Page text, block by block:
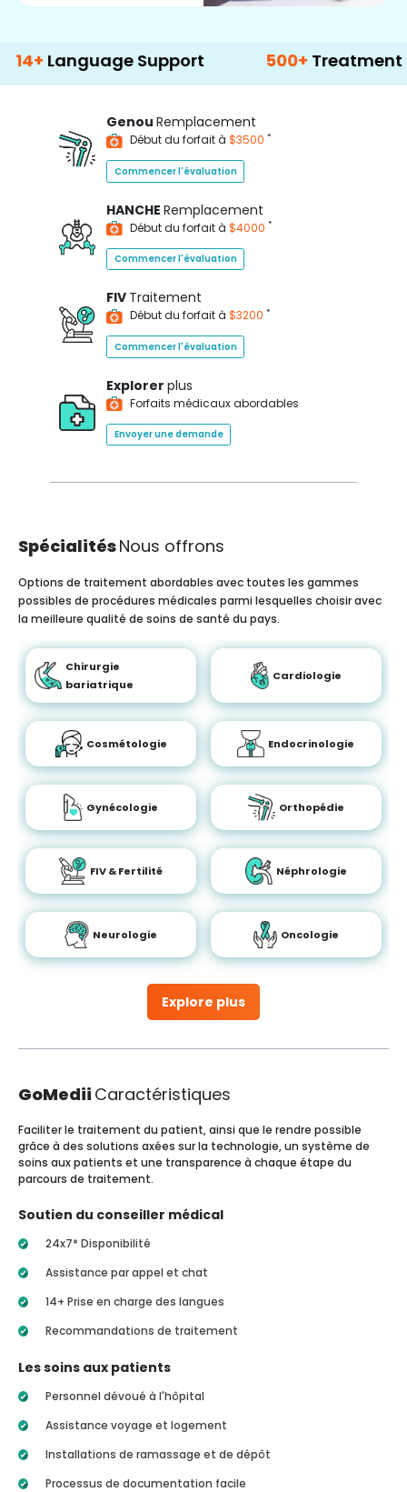
Support 500+ Treatment
Genou Remplacement
Début du forfait à $3500 *
Commencer l'évaluation
HANCHE Remplacement
Début du forfait à $4000 *
Commencer l'évaluation
FIV Traitement
Début du forfait à $3200 *
Commencer l'évaluation
Explorer plus
Forfaits médicaux abordables
Envoyer une demande
SpécialitésNous offrons
Explore plus
Options de traitement abordables avec toutes les gammes
possibles de procédures médicales parmi lesquelles choisir avec
la meilleure qualité de soins de santé du pays.
Chirurgie
bariatrique
Cardiologie
Cosmétologie Endocrinologie
Gynécologie Orthopédie
FIV & Fertilité Néphrologie
Neurologie Oncologie
GoMedii Caractéristiques
Faciliter le traitement du patient, ainsi que le rendre possible
grâce à des solutions axées sur la technologie, un système de
soins aux patients et une transparence à chaque étape du
parcours de traitement.
Soutien du conseiller médical
24x7* Disponibilité
Assistance par appel et chat
14+ Prise en charge des langues
Recommandations de traitement
Les soins aux patients
Personnel dévoué à l'hôpital
Assistance voyage et logement
Installations de ramassage et de dépôt
Processus de documentation facile